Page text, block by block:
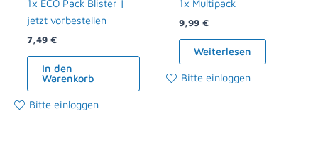
1x ECO Pack Blister |
jetzt vorbestellen
7,49 €
In den
Warenkorb
Bitte einloggen
1x Multipack
9,99 €
Weiterlesen
Bitte einloggen